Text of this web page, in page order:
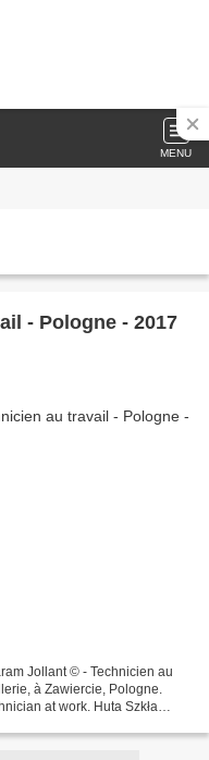
MENU
- Pologne - 2017
Jollant © - Technicien au
à Zawiercie, Pologne.
at work. Huta Szkła